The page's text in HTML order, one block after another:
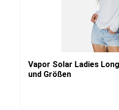
Vapor Solar Ladies
und Größen